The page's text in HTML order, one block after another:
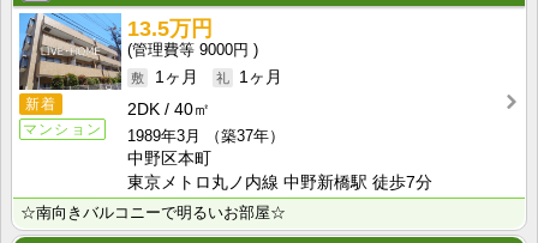
新着
マンション
13.5万円
9000円
1ヶ月
1ヶ月
2DK
40㎡
1989年3月
（築37年）
中野区本町
東京メトロ丸ノ内線 中野新橋駅 徒歩7分
☆南向きバルコニーで明るいお部屋☆